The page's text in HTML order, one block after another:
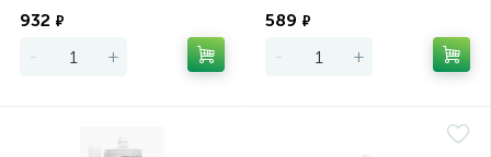
932 ₽
- +
589 ₽
- +